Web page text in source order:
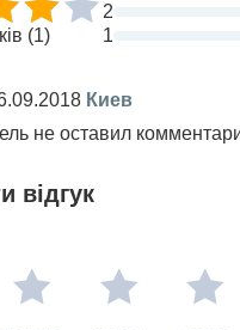
(1)
2
1
Киев
не оставил
відгук